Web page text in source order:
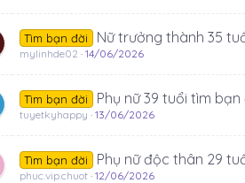
Tìm bạn đời Nữ trưởng thành 35
mylinhde02 14/06/2026
Tìm bạn đời Phụ nữ 39 tuổi tìm
tuyetkyhappy 13/06/2026
Tìm bạn đời Phụ nữ độc thân 29
phuc.vip.chuot 12/06/2026